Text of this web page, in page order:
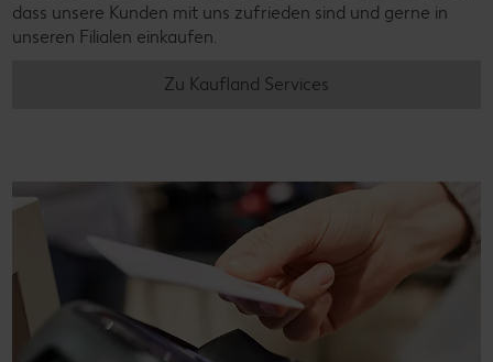
dass unsere Kunden mit uns zufrieden sind und gerne in
unseren Filialen einkaufen.
Zu Kaufland Services